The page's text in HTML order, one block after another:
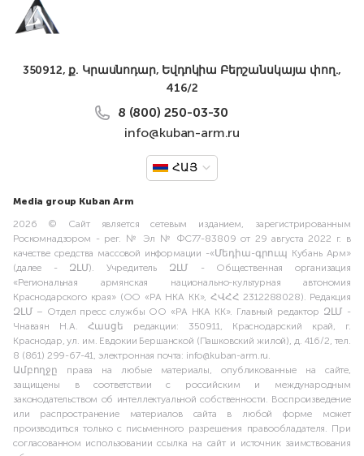
350912, ք. Կրասնոդար, Եվդոկիա Բերշանսկայա փող.,
416/2
8 (800) 250-03-30
info@kuban-arm.ru
ՀԱՅ
Media group Kuban Arm
2026 © Сайт является сетевым изданием, зарегистрированным
Роскомнадзором - рег. № Эл № ФС77-83809 от 29 августа 2022 г. в
качестве средства массовой информации -«Մեդիա-գրուպ Кубань Арм»
(далее - ԶԼՄ). Учредитель ԶԼՄ - Общественная организация
«Региональная армянская национально-культурная автономия
Краснодарского края» (ОО «РА НКА КК», ՀՎՀՀ 2312288028). Редакция
ԶԼՄ – Отдел пресс службы ОО «РА НКА КК». Главный редактор ԶԼՄ -
Чнаваян Н.А. Հասցե редакции: 350911, Краснодарский край, г.
Краснодар, ул. им. Евдокии Бершанской (Пашковский жилой), д. 416/2, тел.
8 (861) 299-67-41, электронная почта: info@kuban-arm.ru.
Ամբողջը права на любые материалы, опубликованные на сайте,
защищены в соответствии с российским и международным
законодательством об интеллектуальной собственности. Воспроизведение
или распространение материалов сайта в любой форме может
производиться только с письменного разрешения правообладателя. При
согласованном использовании ссылка на сайт и источник заимствования